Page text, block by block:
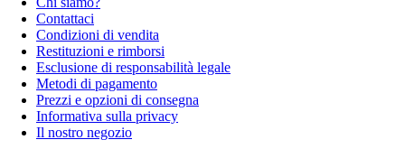
Contattaci
Condizioni di vendita
Restituzioni e rimborsi
Esclusione di responsabilità legale
Metodi di pagamento
Prezzi e opzioni di consegna
Informativa sulla privacy
Il nostro negozio